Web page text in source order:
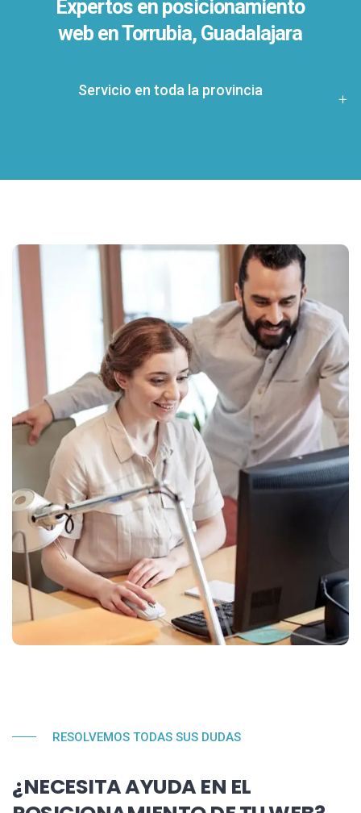
Expertos en posicionamiento
web en Torrubia, Guadalajara
Servicio en toda la provincia
RESOLVEMOS TODAS SUS DUDAS
¿NECESITA AYUDA EN EL